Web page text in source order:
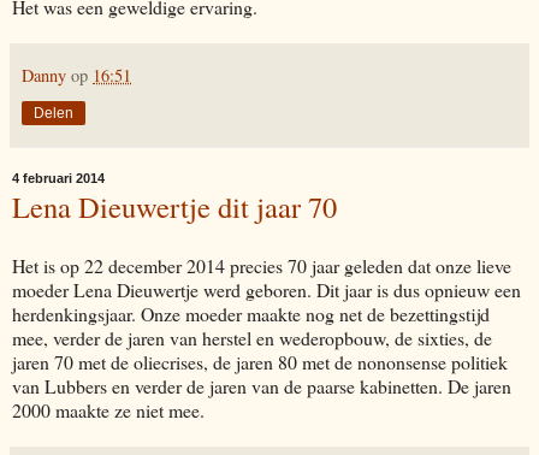
Het was een geweldige ervaring.
Danny op 16:51
Delen
4 februari 2014
Lena Dieuwertje dit jaar 70
Het is op 22 december 2014 precies 70 jaar geleden dat onze lieve
moeder Lena Dieuwertje werd geboren. Dit jaar is dus opnieuw een
herdenkingsjaar. Onze moeder maakte nog net de bezettingstijd
mee, verder de jaren van herstel en wederopbouw, de sixties, de
jaren 70 met de oliecrises, de jaren 80 met de nononsense politiek
van Lubbers en verder de jaren van de paarse kabinetten. De jaren
2000 maakte ze niet mee.